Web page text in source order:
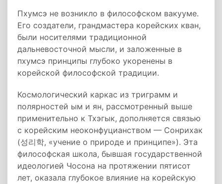
Пхумсэ не возникло в философском вакууме.
Его создатели, грандмастера корейских кван,
были носителями традиционной
дальневосточной мысли, и заложенные в
пхумсэ принципы глубоко укоренены в
корейской философской традиции.
Космологический каркас из триграмм и
полярностей ым и ян, рассмотренный выше
применительно к Тхэгык, дополняется связью
с корейским неоконфуцианством — Сонрихак
(성리학, «учение о природе и принципе»). Эта
философская школа, бывшая государственной
идеологией Чосона на протяжении пятисот
лет, оказала глубокое влияние на корейскую